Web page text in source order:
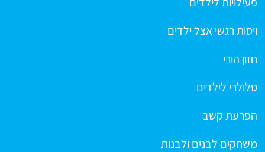
ויסות רגשי אצל ילדים
חזון הורי
סלולרי לילדים
הפרעת קשב
משחקים לבנים ולבנות